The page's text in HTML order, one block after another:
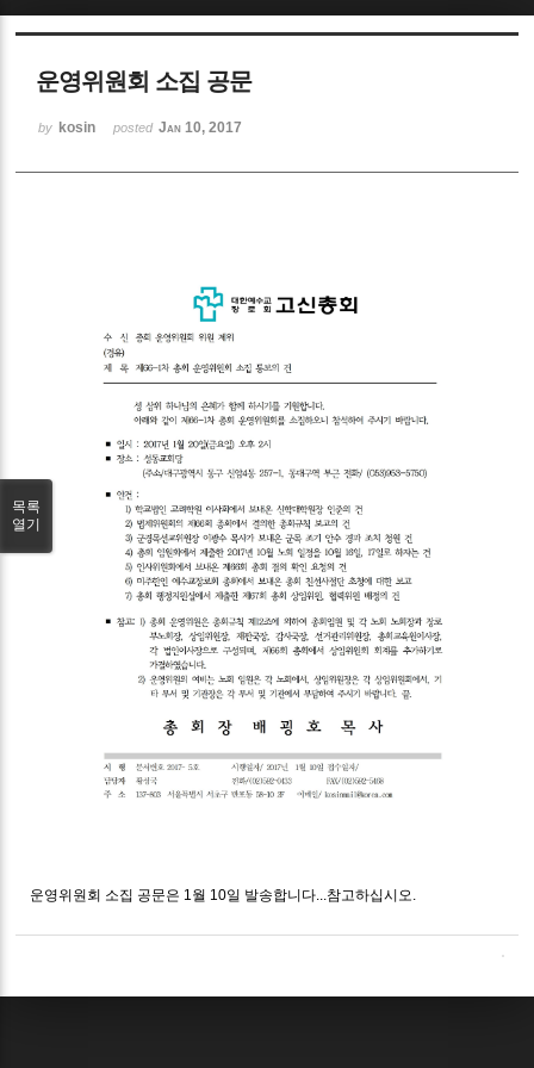
운영위원회 소집 공문
by kosin posted Jan 10, 2017
운영위원회 소집 공문은 1월 10일 발송합니다...참고하십시오.
목록
열기
Sketchbook5, 스케치북5
Sketchbook5, 스케치북5